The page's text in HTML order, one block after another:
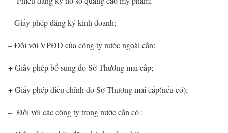
– Giấy phép đăng ký kinh doanh;
– Đối với VPĐD của công ty nước ngoài cần:
+ Giấy phép bổ sung do Sở Thương mại cấp;
+ Giấy phép điều chỉnh do Sở Thương mại cấp(nếu có);
– Đối với các công ty trong nước cần có :